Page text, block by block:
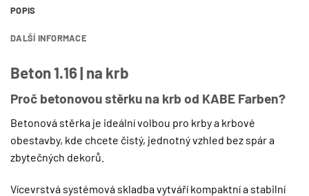
POPIS
DALŠÍ INFORMACE
Beton 1.16 | na krb
Proč betonovou stěrku na krb od KABE Farben?
Betonová stěrka je ideální volbou pro krby a krbové
obestavby, kde chcete čistý, jednotný vzhled bez spár a
zbytečných dekorů.
Vícevrstvá systémová skladba vytváří kompaktní a stabilní